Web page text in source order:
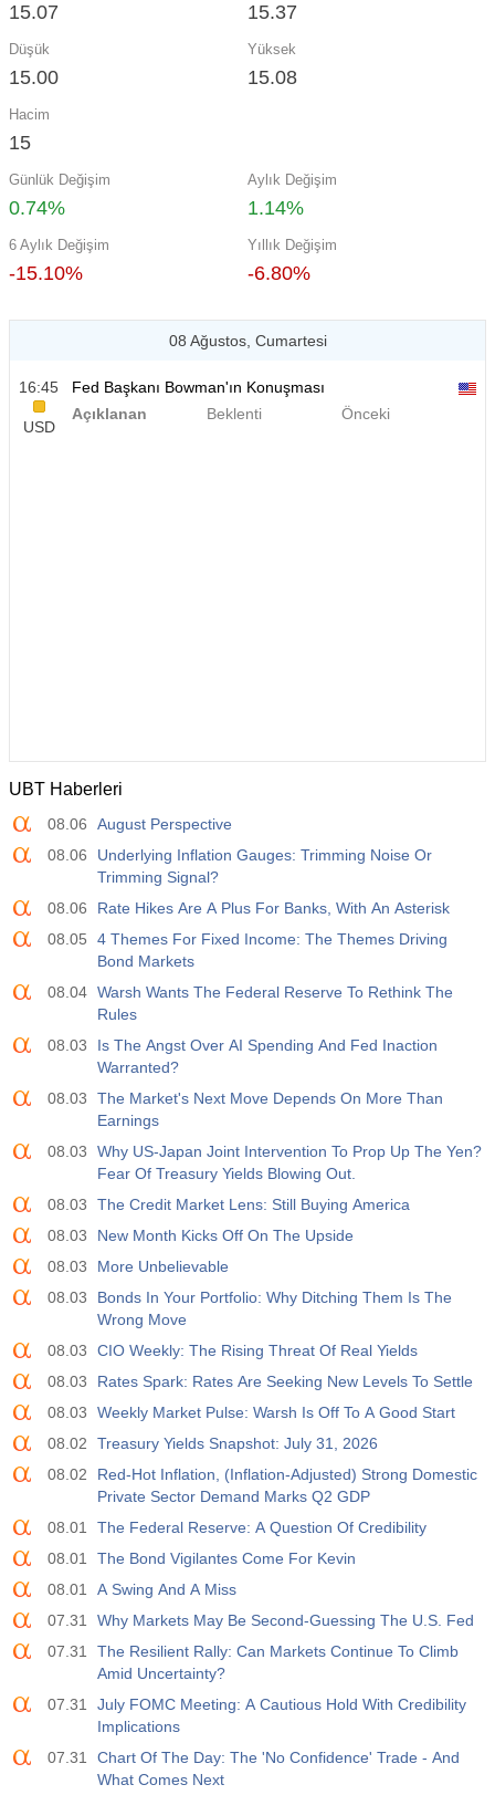
15.07 15.37
Düşük
15.00
Yüksek
15.08
Hacim
15
Günlük Değişim
0.74%
Aylık Değişim
1.14%
6 Aylık Değişim
-15.10%
Yıllık Değişim
-6.80%
08 Ağustos, Cumartesi
16:45
USD
Fed Başkanı Bowman'ın Konuşması
Açıklanan
Beklenti Önceki
UBT Haberleri
08.06
August Perspective
08.06
Underlying Inflation Gauges: Trimming Noise Or
Trimming Signal?
08.06
Rate Hikes Are A Plus For Banks, With An Asterisk
08.05
4 Themes For Fixed Income: The Themes Driving
Bond Markets
08.04 Warsh Wants The Federal Reserve To Rethink The
Rules
08.03
Is The Angst Over AI Spending And Fed Inaction
Warranted?
08.03
The Market's Next Move Depends On More Than
Earnings
08.03
Why US-Japan Joint Intervention To Prop Up The Yen?
Fear Of Treasury Yields Blowing Out.
08.03
The Credit Market Lens: Still Buying America
08.03
New Month Kicks Off On The Upside
08.03
More Unbelievable
08.03
Bonds In Your Portfolio: Why Ditching Them Is The
Wrong Move
08.03
CIO Weekly: The Rising Threat Of Real Yields
08.03
Rates Spark: Rates Are Seeking New Levels To Settle
08.03
Weekly Market Pulse: Warsh Is Off To A Good Start
08.02
Treasury Yields Snapshot: July 31, 2026
08.02
Red-Hot Inflation, (Inflation-Adjusted) Strong Domestic
Private Sector Demand Marks Q2 GDP
08.01
The Federal Reserve: A Question Of Credibility
08.01
The Bond Vigilantes Come For Kevin
08.01
A Swing And A Miss
07.31
Why Markets May Be Second-Guessing The U.S. Fed
07.31
The Resilient Rally: Can Markets Continue To Climb
Amid Uncertainty?
07.31
July FOMC Meeting: A Cautious Hold With Credibility
Implications
07.31
Chart Of The Day: The 'No Confidence' Trade - And
What Comes Next